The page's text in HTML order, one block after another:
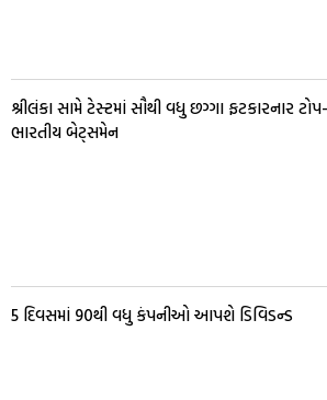
શ્રીલંકા સામે ટેસ્ટમાં સૌથી વધુ છગ્ગા ફટકારનાર
ભારતીય બેટ્સમેન
5 દિવસમાં 90થી વધુ કંપનીઓ આપશે ડિવિડન્ડ